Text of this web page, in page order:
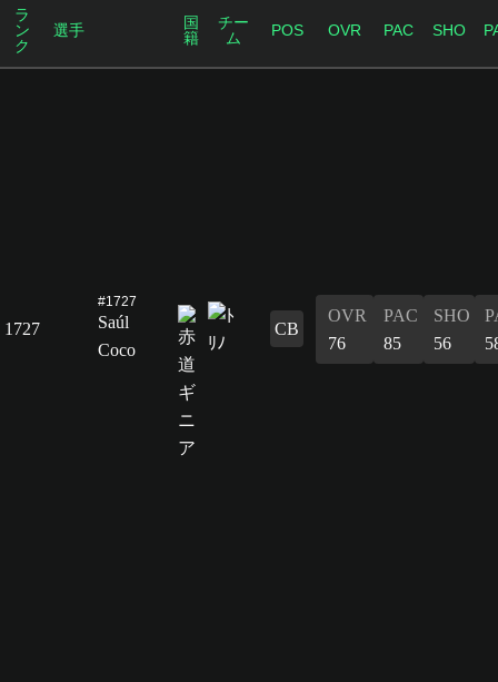
ラ
ン
ク
選手
国
籍
チー
ム
POS OVR PAC SHO
1727
#1727
Saúl
Coco
CB
OVR
76
PAC
85
SHO
56